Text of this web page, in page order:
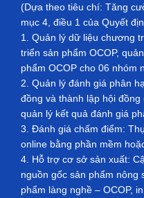
(Dựa theo tiêu chí: Tăng
mục 4, điều 1 của Quyết
1. Quản lý dữ liệu chương
triển sản phẩm OCOP,
phẩm OCOP cho 06 nhóm
2. Quản lý đánh giá phân
đồng và thành lập hội đồng
quản lý kết quả đánh giá
3. Đánh giá chấm điểm:
online bằng phần mềm
4. Hỗ trợ cơ sở sản xuất:
nguồn gốc sản phẩm nông
phẩm làng nghề – OCOP,